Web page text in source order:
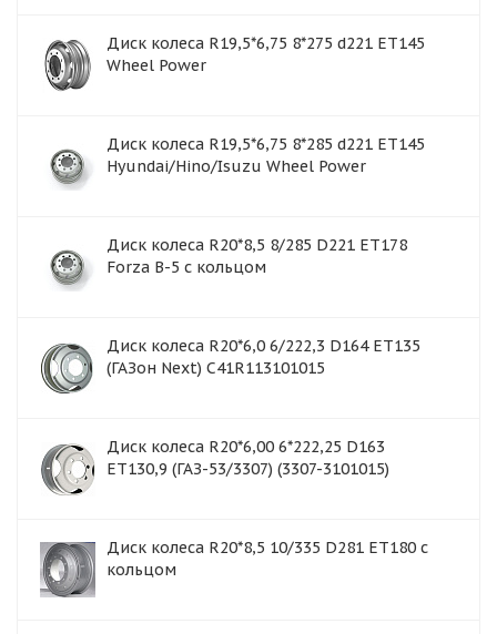
Диск колеса R19,5*6,75 8*275 d221 ET145
Wheel Power
Диск колеса R19,5*6,75 8*285 d221 ET145
Hyundai/Hino/Isuzu Wheel Power
Диск колеса R20*8,5 8/285 D221 ET178
Forza B-5 с кольцом
Диск колеса R20*6,0 6/222,3 D164 ET135
(ГАЗон Next) C41R113101015
Диск колеса R20*6,00 6*222,25 D163
ET130,9 (ГАЗ-53/3307) (3307-3101015)
Диск колеса R20*8,5 10/335 D281 ET180 с
кольцом